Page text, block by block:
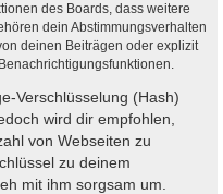
des Boards, dass weitere
dein Abstimmungsverhalten
deinen Beiträgen oder explizit
Verschlüsselung (Hash)
wird dir empfohlen,
von Webseiten zu
zu deinem
mit ihm sorgsam um.